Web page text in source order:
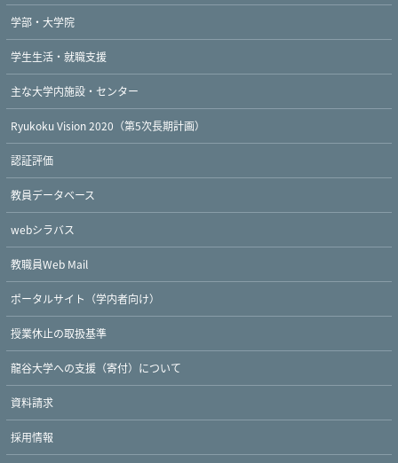
学部・大学院
学生生活・就職支援
主な大学内施設・センター
Ryukoku Vision 2020（第5次長期計画）
認証評価
教員データベース
webシラバス
教職員Web Mail
ポータルサイト（学内者向け）
授業休止の取扱基準
龍谷大学への支援（寄付）について
資料請求
採用情報